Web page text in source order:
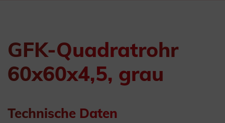
GFK-Quadratrohr
60x60x4,5, grau
Technische Daten